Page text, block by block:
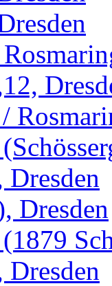
Dresden
Dresden
Dresden